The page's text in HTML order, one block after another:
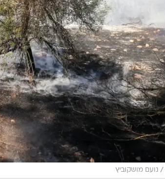
/ נועם מושקוביץ